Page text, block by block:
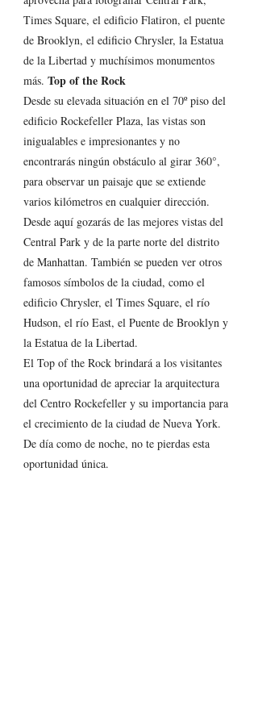
Times Square, el edificio Flatiron, el puente
de Brooklyn, el edificio Chrysler, la Estatua
de la Libertad y muchísimos monumentos
más. Top of the Rock
Desde su elevada situación en el 70º piso del
edificio Rockefeller Plaza, las vistas son
inigualables e impresionantes y no
encontrarás ningún obstáculo al girar 360°,
para observar un paisaje que se extiende
varios kilómetros en cualquier dirección.
Desde aquí gozarás de las mejores vistas del
Central Park y de la parte norte del distrito
de Manhattan. También se pueden ver otros
famosos símbolos de la ciudad, como el
edificio Chrysler, el Times Square, el río
Hudson, el río East, el Puente de Brooklyn y
la Estatua de la Libertad.
El Top of the Rock brindará a los visitantes
una oportunidad de apreciar la arquitectura
del Centro Rockefeller y su importancia para
el crecimiento de la ciudad de Nueva York.
De día como de noche, no te pierdas esta
oportunidad única.